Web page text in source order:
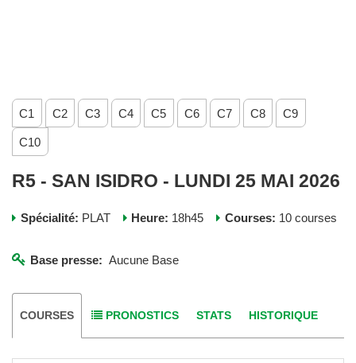
C1 C2 C3 C4 C5 C6 C7 C8 C9
C10
R5 - SAN ISIDRO - LUNDI 25 MAI 2026
Spécialité: PLAT Heure: 18h45 Courses: 10 courses
Base presse: Aucune Base
COURSES PRONOSTICS STATS HISTORIQUE